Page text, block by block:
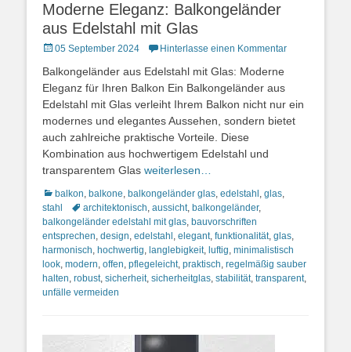
Moderne Eleganz: Balkongeländer
aus Edelstahl mit Glas
Posted
05 September 2024 Hinterlasse einen Kommentar
Balkongeländer aus Edelstahl mit Glas: Moderne
Eleganz für Ihren Balkon Ein Balkongeländer aus
Edelstahl mit Glas verleiht Ihrem Balkon nicht nur ein
modernes und elegantes Aussehen, sondern bietet
auch zahlreiche praktische Vorteile. Diese
Kombination aus hochwertigem Edelstahl und
transparentem Glas weiterlesen…
Kategorien
balkon, balkone, balkongeländer glas, edelstahl , glas,
stahl
Schlagworte
architektonisch, aussicht, balkongeländer,
balkongeländer edelstahl mit glas, bauvorschriften
entsprechen, design, edelstahl , elegant, funktionalität, glas,
harmonisch, hochwertig, langlebigkeit, luftig, minimalistisch
look, modern, offen, pflegeleicht, praktisch, regelmäßig sauber
halten, robust, sicherheit, sicherheitglas, stabilität, transparent,
unfälle vermeiden